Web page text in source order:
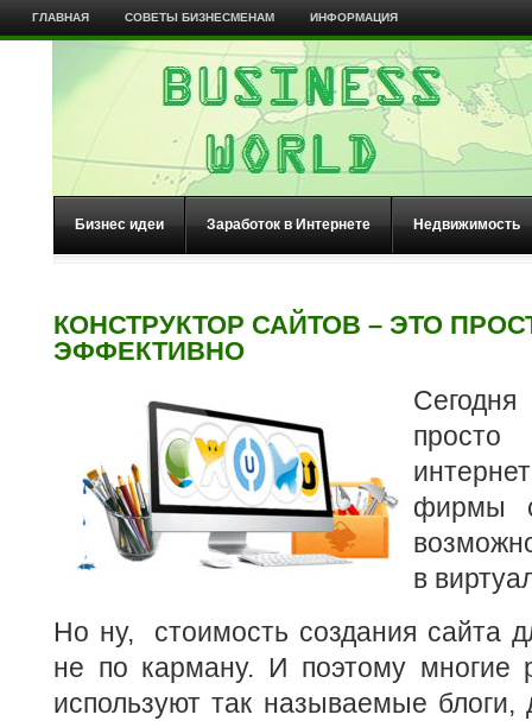
ГЛАВНАЯ СОВЕТЫ БИЗНЕСМЕНАМ ИНФОРМАЦИЯ
Бизнес идеи Заработок в Интернете Недвижимость
КОНСТРУКТОР САЙТОВ – ЭТО
ЭФФЕКТИВНО
фирмы
в
Но ну, стоимость создания сайта
не по карману. И поэтому многие
используют так называемые блоги,